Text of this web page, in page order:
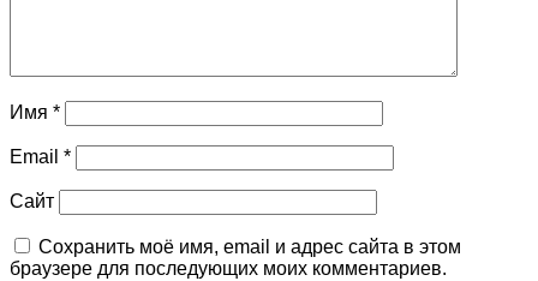
Имя *
Email *
Сайт
Сохранить моё имя, email и адрес сайта в этом
браузере для последующих моих комментариев.